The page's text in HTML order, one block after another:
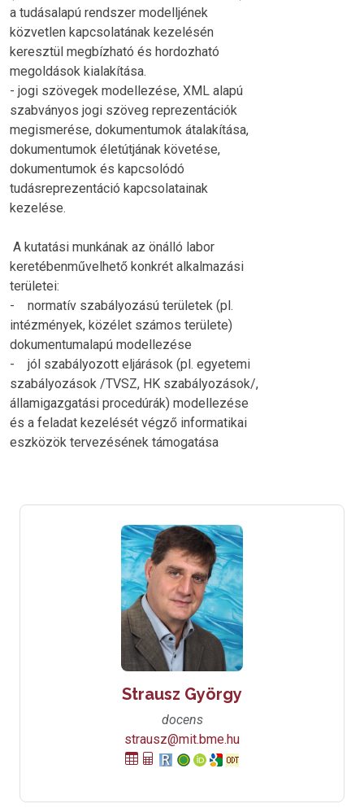
a tudásalapú rendszer modelljének
közvetlen kapcsolatának kezelésén
keresztül megbízható és hordozható
megoldások kialakítása.
- jogi szövegek modellezése, XML alapú
szabványos jogi szöveg reprezentációk
megismerése, dokumentumok átalakítása,
dokumentumok életútjának követése,
dokumentumok és kapcsolódó
tudásreprezentáció kapcsolatainak
kezelése.
A kutatási munkának az önálló labor
keretébenművelhető konkrét alkalmazási
területei:
- normatív szabályozású területek (pl.
intézmények, közélet számos területe)
dokumentumalapú modellezése
- jól szabályozott eljárások (pl. egyetemi
szabályozások /TVSZ, HK szabályozások/,
államigazgatási procedúrák) modellezése
és a feladat kezelését végző informatikai
eszközök tervezésének támogatása
Strausz György
docens
strausz@mit.bme.hu